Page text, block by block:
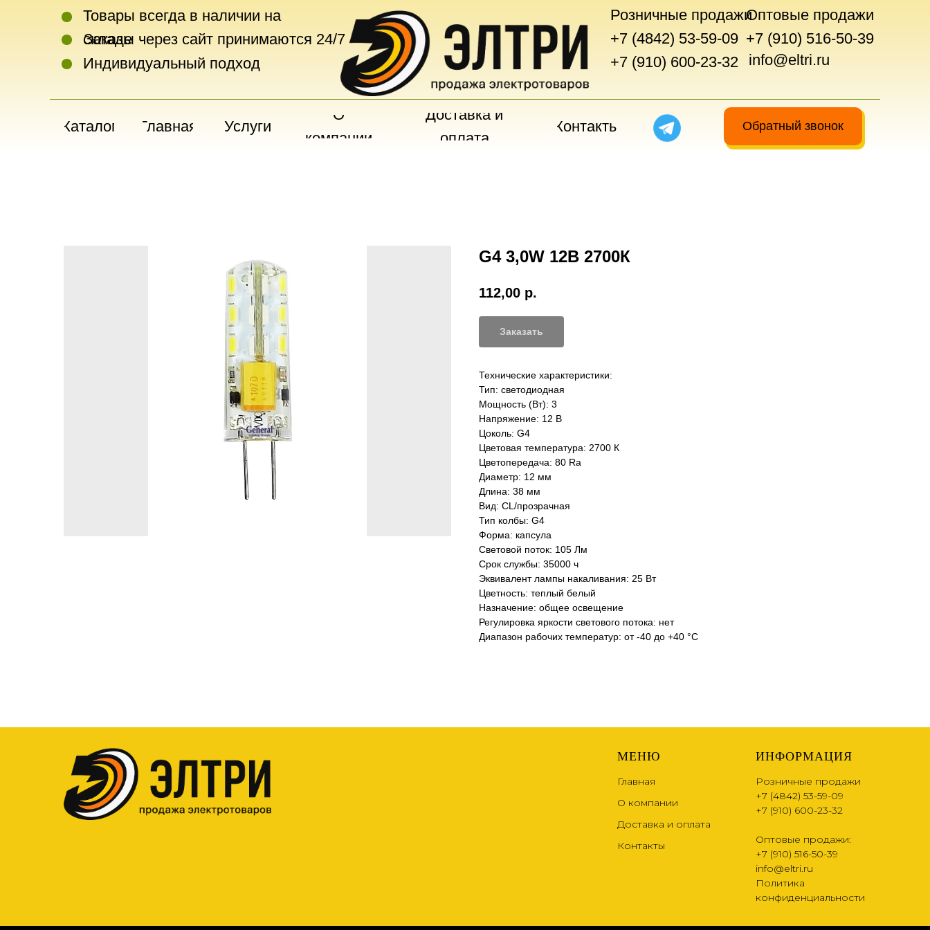
Товары всегда в наличии на
складе
Заказы через сайт принимаются 24/7
Розничные продажи
+7 (4842) 53-59-09
+7 (910) 600-23-32
Оптовые продажи
+7 (910) 516-50-39
Обратный звонок
Каталог Главная
О
компании
Доставка и
оплата
Контакты
Индивидуальный подход info@eltri.ru
Услуги
G4 3,0W 12В 2700К
112,00 р.
Заказать
Технические характеристики:
Тип: светодиодная
Мощность (Вт): 3
Напряжение: 12 В
Цоколь: G4
Цветовая температура: 2700 К
Цветопередача: 80 Ra
Диаметр: 12 мм
Длина: 38 мм
Вид: CL/прозрачная
Тип колбы: G4
Форма: капсула
Световой поток: 105 Лм
Срок службы: 35000 ч
Эквивалент лампы накаливания: 25 Вт
Цветность: теплый белый
Назначение: общее освещение
Регулировка яркости светового потока: нет
Диапазон рабочих температур: от -40 до +40 °С
МЕНЮ
Главная
О компании
Доставка и оплата
Контакты
ИНФОРМАЦИЯ
Розничные продажи
+7 (4842) 53-59-09
+7 (910) 600-23-32
Оптовые продажи:
+7 (910) 516-50-39
info@eltri.ru
Политика
конфиденциальности